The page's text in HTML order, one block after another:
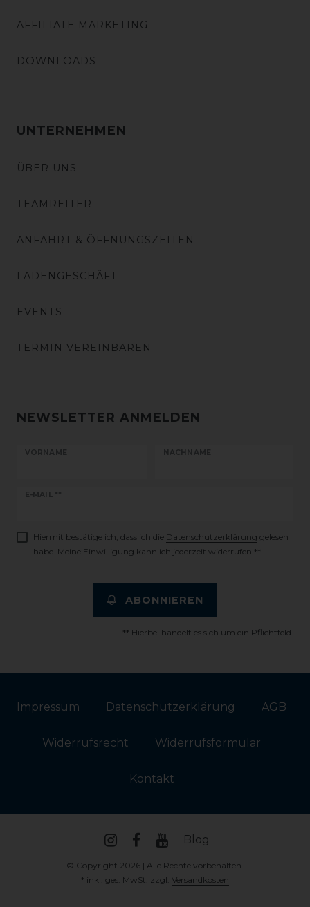
AFFILIATE MARKETING
DOWNLOADS
UNTERNEHMEN
ÜBER UNS
TEAMREITER
ANFAHRT & ÖFFNUNGSZEITEN
LADENGESCHÄFT
EVENTS
TERMIN VEREINBAREN
NEWSLETTER ANMELDEN
VORNAME NACHNAME
E-MAIL **
Newsletter
Hiermit bestätige ich, dass ich die Daten­schutz­erklärung gelesen
habe. Meine Einwilligung kann ich jederzeit widerrufen.**
ABONNIEREN
** Hierbei handelt es sich um ein Pflichtfeld.
Impressum Daten­schutz­erklärung AGB
Widerrufs­recht Widerrufs­formular
Kontakt
Blog
© Copyright 2026 | Alle Rechte vorbehalten.
* inkl. ges. MwSt. zzgl. Versandkosten